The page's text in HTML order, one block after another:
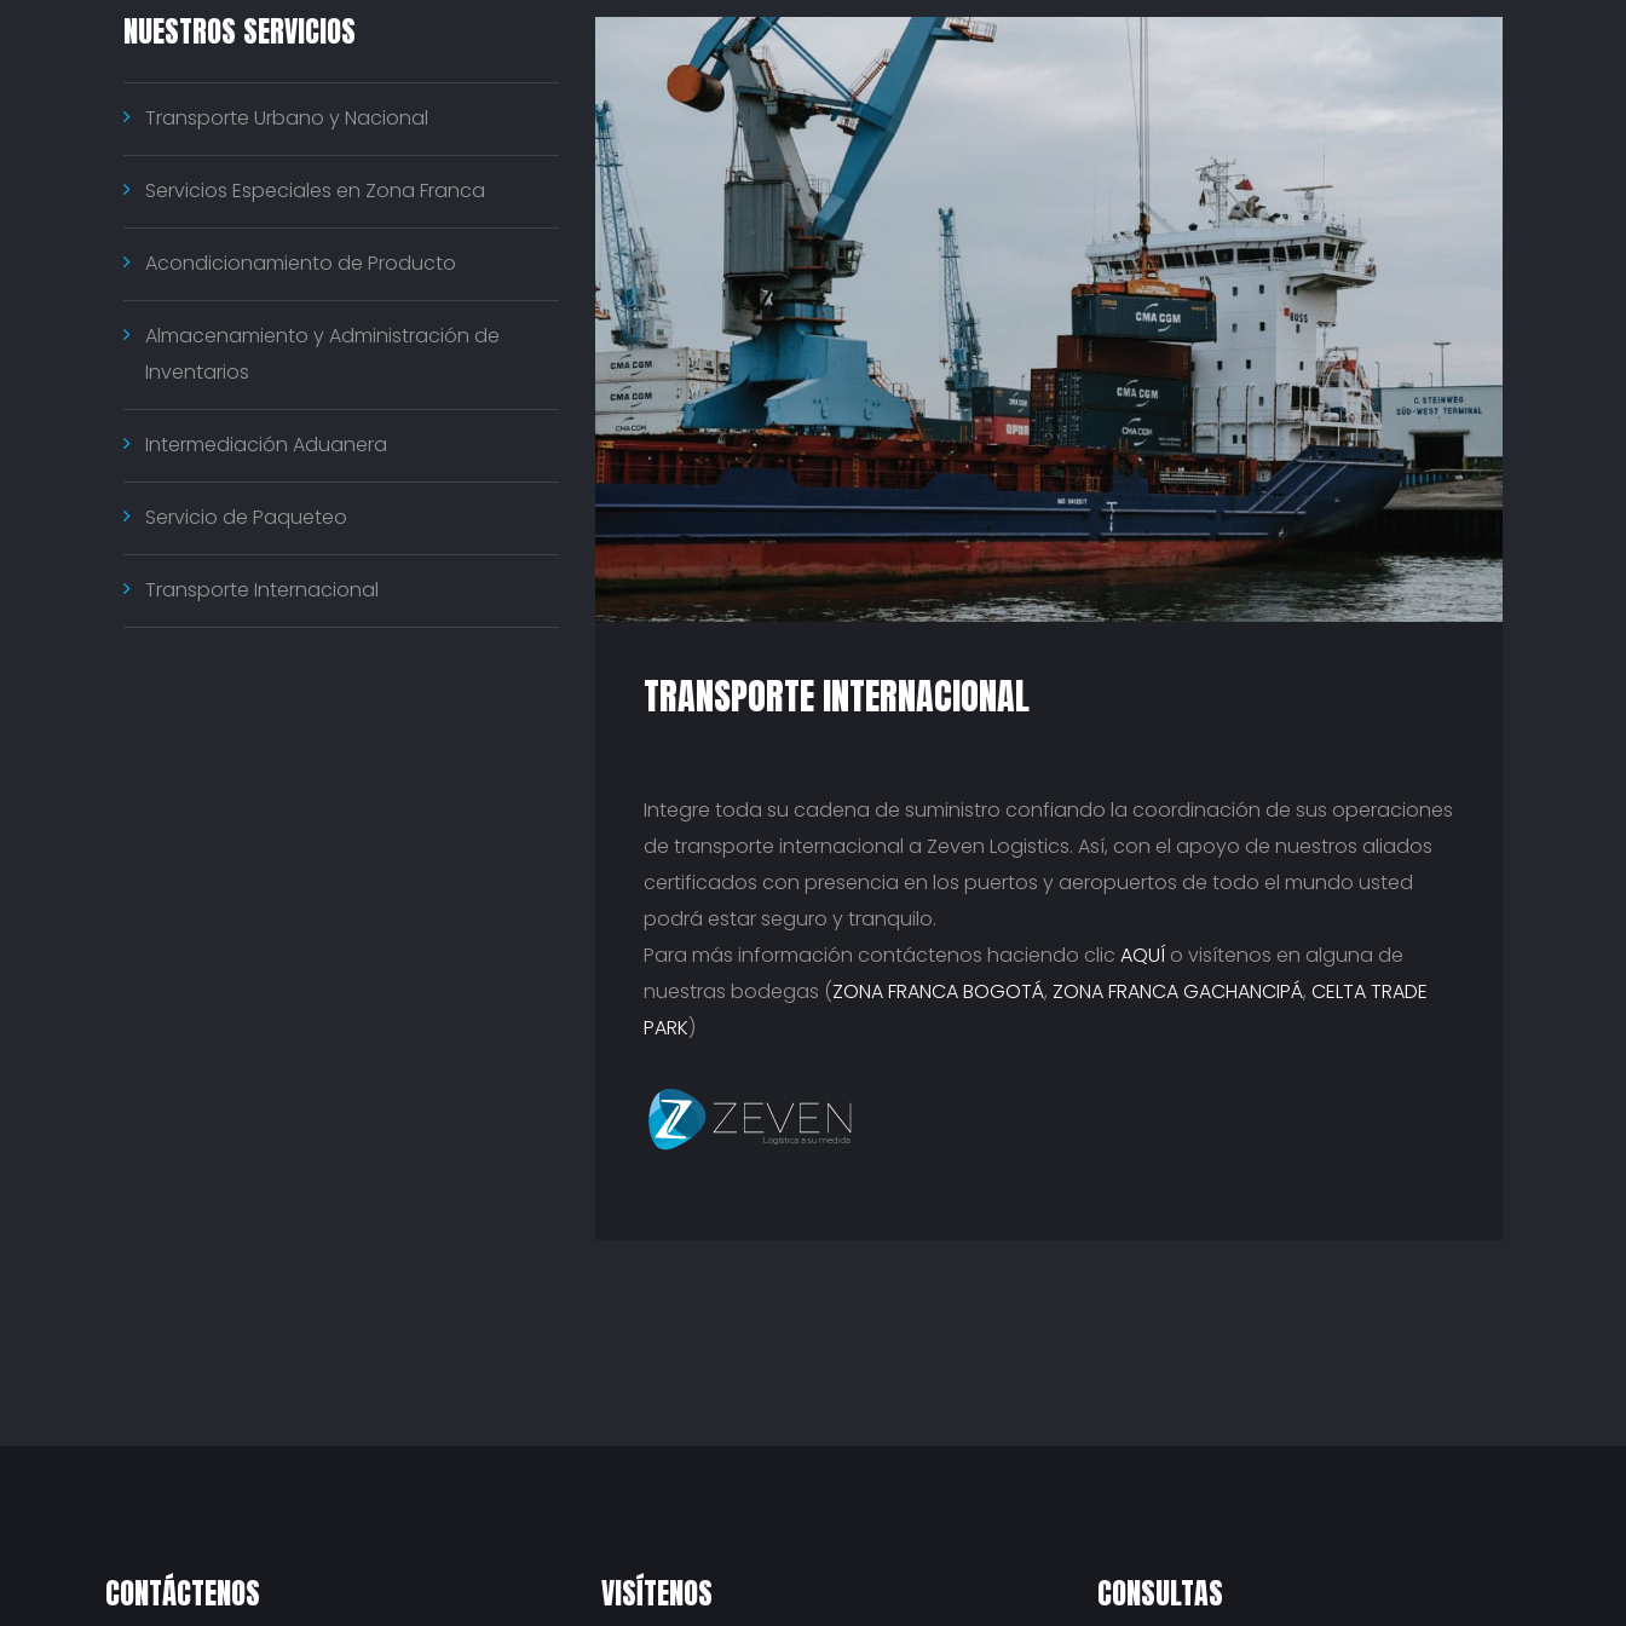
E
R
N
A
C
O
N
A
L
NUESTROS SERVICIOS
Transporte Urbano y Nacional
Servicios Especiales en Zona Franca
Acondicionamiento de Producto
Almacenamiento y Administración de
Inventarios
Intermediación Aduanera
Servicio de Paqueteo
Transporte Internacional
TRANSPORTE INTERNACIONAL
Integre toda su cadena de suministro confiando la coordinación de sus operaciones
de transporte internacional a Zeven Logistics. Así, con el apoyo de nuestros aliados
certificados con presencia en los puertos y aeropuertos de todo el mundo usted
podrá estar seguro y tranquilo.
Para más información contáctenos haciendo clic AQUÍ o visítenos en alguna de
nuestras bodegas (ZONA FRANCA BOGOTÁ, ZONA FRANCA GACHANCIPÁ, CELTA TRADE
PARK)
CONTÁCTENOS VISÍTENOS CONSULTAS